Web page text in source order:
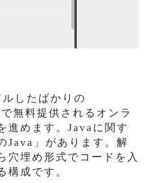
したばかりの
無料提供されるオンラ
進めます。Javaに関す
Java」があります。解
穴埋め形式でコードを入
構成です。